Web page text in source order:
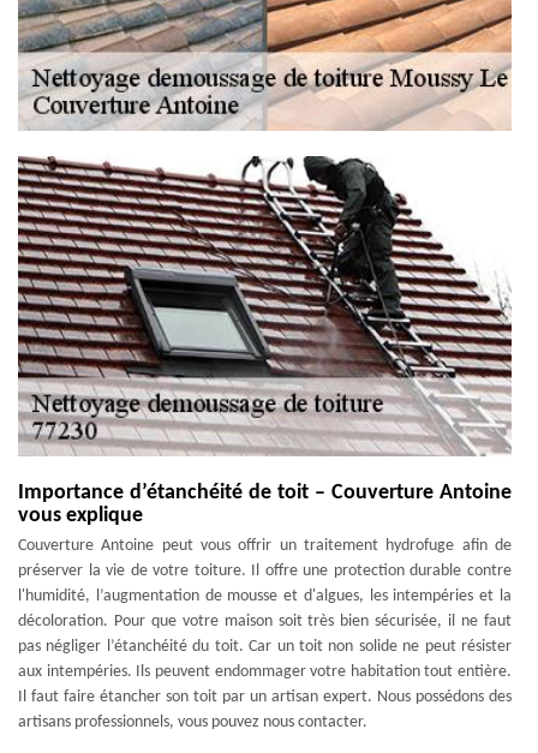
Importance d’étanchéité de toit – Couverture Antoine
vous explique
Couverture Antoine peut vous offrir un traitement hydrofuge afin de
préserver la vie de votre toiture. Il offre une protection durable contre
l'humidité, l’augmentation de mousse et d'algues, les intempéries et la
décoloration. Pour que votre maison soit très bien sécurisée, il ne faut
pas négliger l’étanchéité du toit. Car un toit non solide ne peut résister
aux intempéries. Ils peuvent endommager votre habitation tout entière.
Il faut faire étancher son toit par un artisan expert. Nous possédons des
artisans professionnels, vous pouvez nous contacter.